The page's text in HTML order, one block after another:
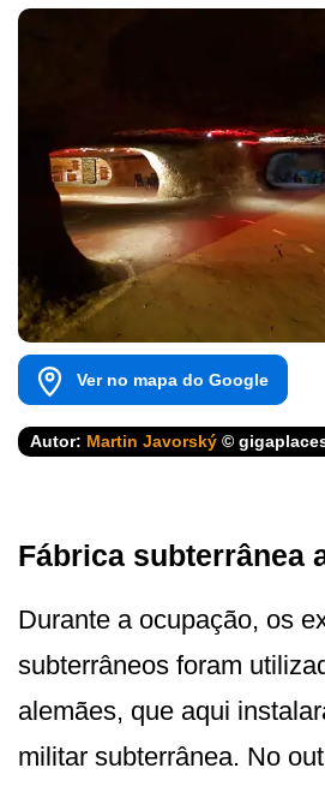
Ver no mapa do Google
Autor: Martin Javorský ©
Fábrica subterrânea
Durante a ocupação, os
subterrâneos foram
alemães, que aqui
militar subterrânea. No